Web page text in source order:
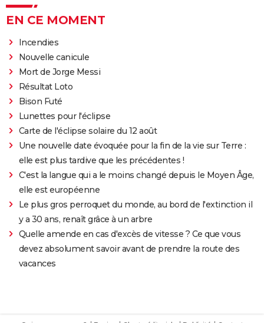
EN CE MOMENT
Incendies
Nouvelle canicule
Mort de Jorge Messi
Résultat Loto
Bison Futé
Lunettes pour l'éclipse
Carte de l'éclipse solaire du 12 août
Une nouvelle date évoquée pour la fin de la vie sur Terre :
elle est plus tardive que les précédentes !
C'est la langue qui a le moins changé depuis le Moyen Âge,
elle est européenne
Le plus gros perroquet du monde, au bord de l'extinction il
y a 30 ans, renaît grâce à un arbre
Quelle amende en cas d'excès de vitesse ? Ce que vous
devez absolument savoir avant de prendre la route des
vacances